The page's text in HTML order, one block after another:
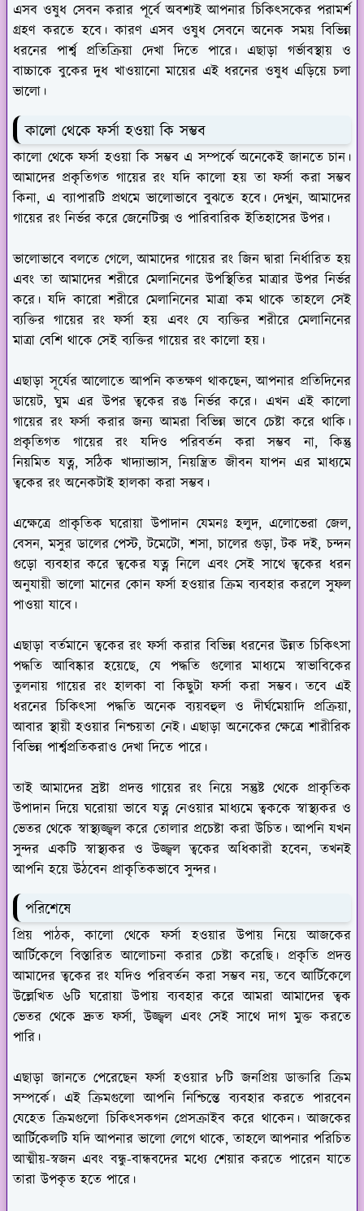
এসব ওষুধ সেবন করার পূর্বে অবশ্যই আপনার চিকিৎসকের পরামর্শ
গ্রহণ করতে হবে। কারণ এসব ওষুধ সেবনে অনেক সময় বিভিন্ন
ধরনের পার্শ্ব প্রতিক্রিয়া দেখা দিতে পারে। এছাড়া গর্ভাবস্থায় ও
বাচ্চাকে বুকের দুধ খাওয়ানো মায়ের এই ধরনের ওষুধ এড়িয়ে চলা
ভালো।
কালো থেকে ফর্সা হওয়া কি সম্ভব
কালো থেকে ফর্সা হওয়া কি সম্ভব এ সম্পর্কে অনেকেই জানতে চান।
আমাদের প্রকৃতিগত গায়ের রং যদি কালো হয় তা ফর্সা করা সম্ভব
কিনা, এ ব্যাপারটি প্রথমে ভালোভাবে বুঝতে হবে। দেখুন, আমাদের
গায়ের রং নির্ভর করে জেনেটিক্স ও পারিবারিক ইতিহাসের উপর।
ভালোভাবে বলতে গেলে, আমাদের গায়ের রং জিন দ্বারা নির্ধারিত হয়
এবং তা আমাদের শরীরে মেলানিনের উপস্থিতির মাত্রার উপর নির্ভর
করে। যদি কারো শরীরে মেলানিনের মাত্রা কম থাকে তাহলে সেই
ব্যক্তির গায়ের রং ফর্সা হয় এবং যে ব্যক্তির শরীরে মেলানিনের
মাত্রা বেশি থাকে সেই ব্যক্তির গায়ের রং কালো হয়।
এছাড়া সূর্যের আলোতে আপনি কতক্ষণ থাকছেন, আপনার প্রতিদিনের
ডায়েট, ঘুম এর উপর ত্বকের রঙ নির্ভর করে। এখন এই কালো
গায়ের রং ফর্সা করার জন্য আমরা বিভিন্ন ভাবে চেষ্টা করে থাকি।
প্রকৃতিগত গায়ের রং যদিও পরিবর্তন করা সম্ভব না, কিন্তু
নিয়মিত যত্ন, সঠিক খাদ্যাভ্যাস, নিয়ন্ত্রিত জীবন যাপন এর মাধ্যমে
ত্বকের রং অনেকটাই হালকা করা সম্ভব।
এক্ষেত্রে প্রাকৃতিক ঘরোয়া উপাদান যেমনঃ হলুদ, এলোভেরা জেল,
বেসন, মসুর ডালের পেস্ট, টমেটো, শসা, চালের গুড়া, টক দই, চন্দন
গুড়ো ব্যবহার করে ত্বকের যত্ন নিলে এবং সেই সাথে ত্বকের ধরন
অনুযায়ী ভালো মানের কোন ফর্সা হওয়ার ক্রিম ব্যবহার করলে সুফল
পাওয়া যাবে।
এছাড়া বর্তমানে ত্বকের রং ফর্সা করার বিভিন্ন ধরনের উন্নত চিকিৎসা
পদ্ধতি আবিষ্কার হয়েছে, যে পদ্ধতি গুলোর মাধ্যমে স্বাভাবিকের
তুলনায় গায়ের রং হালকা বা কিছুটা ফর্সা করা সম্ভব। তবে এই
ধরনের চিকিৎসা পদ্ধতি অনেক ব্যয়বহুল ও দীর্ঘমেয়াদি প্রক্রিয়া,
আবার স্থায়ী হওয়ার নিশ্চয়তা নেই। এছাড়া অনেকের ক্ষেত্রে শারীরিক
বিভিন্ন পার্শ্বপ্রতিকরাও দেখা দিতে পারে।
তাই আমাদের স্রষ্টা প্রদত্ত গায়ের রং নিয়ে সন্তুষ্ট থেকে প্রাকৃতিক
উপাদান দিয়ে ঘরোয়া ভাবে যত্ন নেওয়ার মাধ্যমে ত্বককে স্বাস্থ্যকর ও
ভেতর থেকে স্বাস্থ্যজ্জ্বল করে তোলার প্রচেষ্টা করা উচিত। আপনি যখন
সুন্দর একটি স্বাস্থ্যকর ও উজ্জ্বল ত্বকের অধিকারী হবেন, তখনই
আপনি হয়ে উঠবেন প্রাকৃতিকভাবে সুন্দর।
পরিশেষে
প্রিয় পাঠক, কালো থেকে ফর্সা হওয়ার উপায় নিয়ে আজকের
আর্টিকেলে বিস্তারিত আলোচনা করার চেষ্টা করেছি। প্রকৃতি প্রদত্ত
আমাদের ত্বকের রং যদিও পরিবর্তন করা সম্ভব নয়, তবে আর্টিকেলে
উল্লেখিত ৬টি ঘরোয়া উপায় ব্যবহার করে আমরা আমাদের ত্বক
ভেতর থেকে দ্রুত ফর্সা, উজ্জ্বল এবং সেই সাথে দাগ মুক্ত করতে
পারি।
এছাড়া জানতে পেরেছেন ফর্সা হওয়ার ৮টি জনপ্রিয় ডাক্তারি ক্রিম
সম্পর্কে। এই ক্রিমগুলো আপনি নিশ্চিন্তে ব্যবহার করতে পারবেন
যেহেত ক্রিমগুলো চিকিৎসকগন প্রেসক্রাইব করে থাকেন। আজকের
আর্টিকেলটি যদি আপনার ভালো লেগে থাকে, তাহলে আপনার পরিচিত
আত্মীয়-স্বজন এবং বন্ধু-বান্ধবদের মধ্যে শেয়ার করতে পারেন যাতে
তারা উপকৃত হতে পারে।